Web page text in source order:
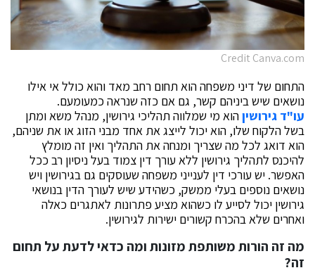
Credit Canva.com
התחום של דיני משפחה הוא תחום רחב מאד והוא כולל אי אילו
נושאים שיש ביניהם קשר, גם אם כזה שנראה כמעומעם.
עו"ד גירושיןהוא מי שמלווה תהליכי גירושין, מנהל משא ומתן
בשל הלקוח שלו, הוא יכול לייצג את אחד מבני הזוג או את שניהם,
הוא דואג לכל מה שצריך ומנחה את התהליך ואין זה מומלץ
להיכנס לתהליך גירושין ללא עורך דין צמוד בעל ניסיון רב ככל
האפשר. יש עורכי דין לענייני משפחה שעוסקים גם בגירושין ויש
נושאים נוספים בעלי ממשק, כשהידע שיש לעורך הדין בנושאי
גירושין יכול לסייע לו כשהוא מציע פתרונות לאתגרים כאלה
ואחרים שלא בהכרח קשורים ישירות לגירושין.
מה זה הורות משותפת מזונות ומה כדאי לדעת על תחום
זה?